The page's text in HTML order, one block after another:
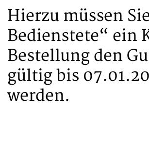
Hierzu müssen
Bedienstete“ ein
Bestellung den
gültig bis
werden.